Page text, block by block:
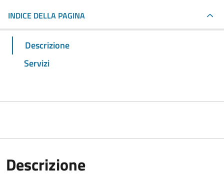
INDICE DELLA PAGINA
Descrizione
Servizi
Descrizione